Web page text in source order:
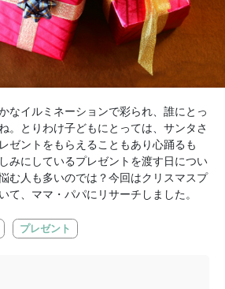
なイルミネーションで彩られ、誰にとっ
。とりわけ子どもにとっては、サンタさ
ゼントをもらえることもあり心踊るも
みにしているプレゼントを渡す日につい
む人も多いのでは？今回はクリスマスプ
て、ママ・パパにリサーチしました。
プレゼント